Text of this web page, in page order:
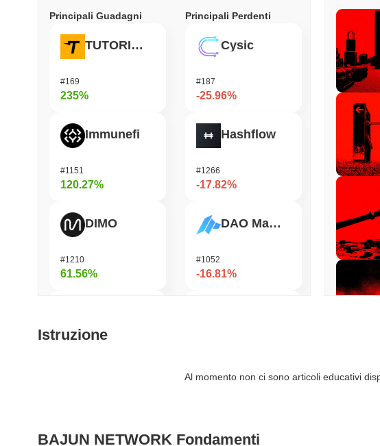
Principali Guadagni
TUTORIAL
#169
235%
Immunefi
#1151
120.27%
DIMO
#1210
61.56%
#479
Principali Perdenti
Cysic
#187
-25.96%
Hashflow
#1266
-17.82%
DAO Maker Token
#1052
-16.81%
#736
Istruzione
Al momento non ci sono articoli educativi
BAJUN NETWORK Fondamenti